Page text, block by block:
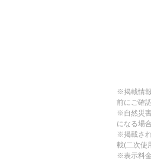
※掲載情
前にご確
※自然災
になる場
※掲載さ
載(二次使
※表示料